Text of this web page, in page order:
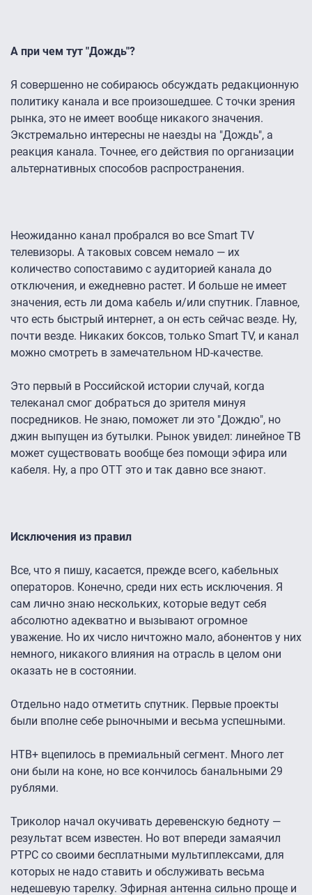
А при чем тут "Дождь"?
Я совершенно не собираюсь обсуждать редакционную
политику канала и все произошедшее. С точки зрения
рынка, это не имеет вообще никакого значения.
Экстремально интересны не наезды на "Дождь", а
реакция канала. Точнее, его действия по организации
альтернативных способов распространения.
Неожиданно канал пробрался во все Smart TV
телевизоры. А таковых совсем немало — их
количество сопоставимо с аудиторией канала до
отключения, и ежедневно растет. И больше не имеет
значения, есть ли дома кабель и/или спутник. Главное,
что есть быстрый интернет, а он есть сейчас везде. Ну,
почти везде. Никаких боксов, только Smart TV, и канал
можно смотреть в замечательном HD-качестве.
Это первый в Российской истории случай, когда
телеканал смог добраться до зрителя минуя
посредников. Не знаю, поможет ли это "Дождю", но
джин выпущен из бутылки. Рынок увидел: линейное ТВ
может существовать вообще без помощи эфира или
кабеля. Ну, а про ОТТ это и так давно все знают.
Исключения из правил
Все, что я пишу, касается, прежде всего, кабельных
операторов. Конечно, среди них есть исключения. Я
сам лично знаю нескольких, которые ведут себя
абсолютно адекватно и вызывают огромное
уважение. Но их число ничтожно мало, абонентов у них
немного, никакого влияния на отрасль в целом они
оказать не в состоянии.
Отдельно надо отметить спутник. Первые проекты
были вполне себе рыночными и весьма успешными.
НТВ+ вцепилось в премиальный сегмент. Много лет
они были на коне, но все кончилось банальными 29
рублями.
Триколор начал окучивать деревенскую бедноту —
результат всем известен. Но вот впереди замаячил
РТРС со своими бесплатными мультиплексами, для
которых не надо ставить и обслуживать весьма
недешевую тарелку. Эфирная антенна сильно проще и